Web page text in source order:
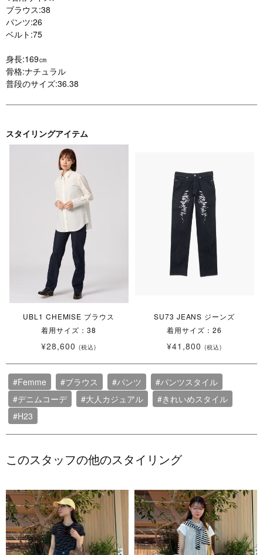
ブラウス:38
パンツ:26
ベルト:75
身長:169㎝
骨格:ナチュラル
普段のサイズ:36.38
スタイリングアイテム
UBL1 CHEMISE ブラウス
着用サイズ：38
¥28,600 (税込)
SU73 JEANS ジーンズ
着用サイズ：26
¥41,800 (税込)
#Femme #ブラウス #パンツ
#パンツスタイル
#デニムコーデ
#大人カジュアル
#きれいめスタイル
#H23
このスタッフの他のスタイリング